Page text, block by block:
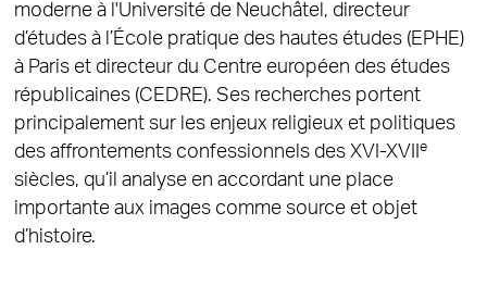
moderne à l'Université de Neuchâtel, directeur
d’études à l’École pratique des hautes études (EPHE)
à Paris et directeur du Centre européen des études
républicaines (CEDRE). Ses recherches portent
principalement sur les enjeux religieux et politiques
des affrontements confessionnels des XVI-XVII
e
siècles, qu’il analyse en accordant une place
importante aux images comme source et objet
d’histoire.